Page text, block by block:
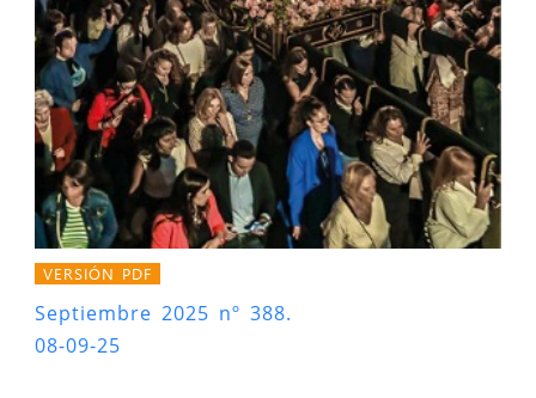
VERSIÓN PDF
Septiembre 2025 nº 388.
08-09-25